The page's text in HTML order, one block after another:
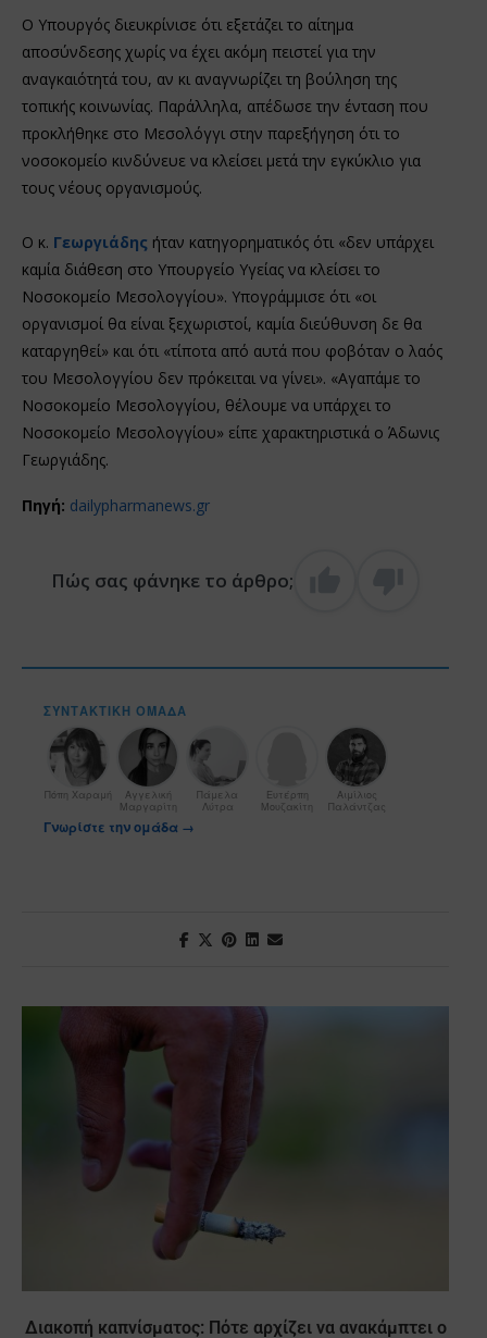
Ο Υπουργός διευκρίνισε ότι εξετάζει το αίτημα
αποσύνδεσης χωρίς να έχει ακόμη πειστεί για την
αναγκαιότητά του, αν κι αναγνωρίζει τη βούληση της
τοπικής κοινωνίας. Παράλληλα, απέδωσε την ένταση που
προκλήθηκε στο Μεσολόγγι στην παρεξήγηση ότι το
νοσοκομείο κινδύνευε να κλείσει μετά την εγκύκλιο για
τους νέους οργανισμούς.
Ο κ. Γεωργιάδης ήταν κατηγορηματικός ότι «δεν υπάρχει
καμία διάθεση στο Υπουργείο Υγείας να κλείσει το
Νοσοκομείο Μεσολογγίου». Υπογράμμισε ότι «οι
οργανισμοί θα είναι ξεχωριστοί, καμία διεύθυνση δε θα
καταργηθεί» και ότι «τίποτα από αυτά που φοβόταν ο λαός
του Μεσολογγίου δεν πρόκειται να γίνει». «Αγαπάμε το
Νοσοκομείο Μεσολογγίου, θέλουμε να υπάρχει το
Νοσοκομείο Μεσολογγίου» είπε χαρακτηριστικά ο Άδωνις
Γεωργιάδης.
Πηγή: dailypharmanews.gr
Πώς σας φάνηκε το άρθρο;
ΣΥΝΤΑΚΤΙΚΉ ΟΜΆΔΑ
Πόπη Χαραμή
Αγγελική
Μαργαρίτη
Πάμελα
Λύτρα
Ευτέρπη
Μουζακίτη
Αιμίλιος
Παλάντζας
Γνωρίστε την ομάδα →
Διακοπή καπνίσματος: Πότε αρχίζει να ανακάμπτει ο